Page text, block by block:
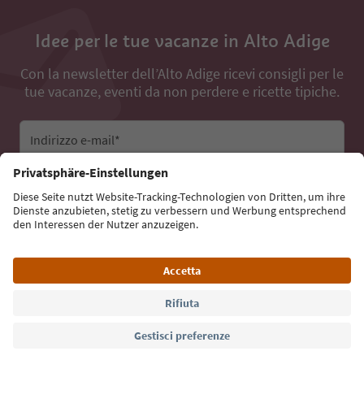
Idee per le tue vacanze in Alto Adige
Con la newsletter dell’Alto Adige ricevi consigli per le
tue vacanze, eventi da non perdere e ricette tipiche.
Indirizzo e-mail*
Iscriviti alla newsletter